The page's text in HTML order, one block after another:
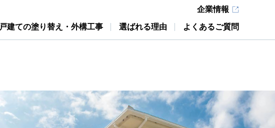
戸建ての塗り替え・外構工事 選ばれる理由 よくあるご質問
企業情報